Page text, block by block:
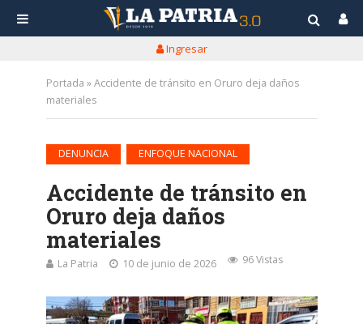
Ingresar
Portada »Accidente de tránsito en Oruro deja daños
materiales
DENUNCIA ENFOQUE NACIONAL
Accidente de tránsito en
Oruro deja daños
materiales
La Patria 10 de junio de 2026 96 Vistas